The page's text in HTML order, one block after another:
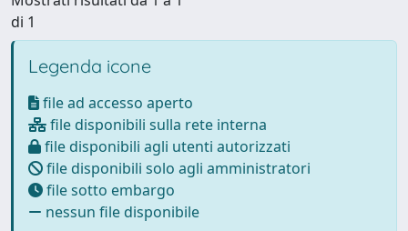
di 1
Legenda icone
file ad accesso aperto
file disponibili sulla rete interna
file disponibili agli utenti autorizzati
file disponibili solo agli amministratori
file sotto embargo
nessun file disponibile